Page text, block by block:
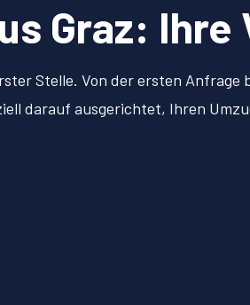
Graz:
Stelle. Von der ersten
darauf ausgerichtet, Ihren